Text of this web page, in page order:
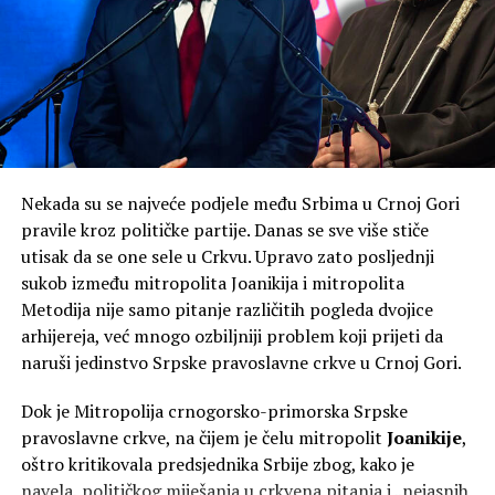
Na pitanje da li je NSD ostala dosljedna svemu za šta se
zalagala, kazao je kako je to pitanje za njih.
Knežević ne isključuje mogućnost da po izborima 2027.
godine bude formirana Vlada čiji će predsjednik biti on.
formirali Vladu bez ovih koji hoće da nas šalju kod
Satlera, prva odluka koju ću donijeti kao premijer biće
otpriznavanje Kosova. Kao premijer. Gdje bi im bio kraj
da sam ja bio premijer i od 2023, ja znam da štitim
nacionalne interese”, poručio je on.
Nekada su se najveće podjele među Srbima u Crnoj Gori
pravile kroz političke partije. Danas se sve više stiče
utisak da se one sele u Crkvu. Upravo zato posljednji
sukob između mitropolita Joanikija i mitropolita
Metodija nije samo pitanje različitih pogleda dvojice
arhijereja, već mnogo ozbiljniji problem koji prijeti da
naruši jedinstvo Srpske pravoslavne crkve u Crnoj Gori.
Dok je Mitropolija crnogorsko-primorska Srpske
pravoslavne crkve, na čijem je čelu mitropolit Joanikije,
oštro kritikovala predsjednika Srbije zbog, kako je